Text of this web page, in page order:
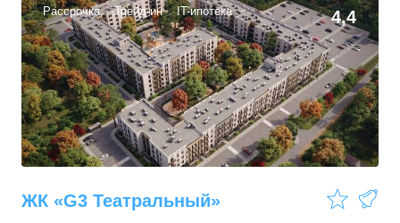
Рассрочка Трейд-ин IT-ипотека 4,4
ЖК «G3 Театральный»